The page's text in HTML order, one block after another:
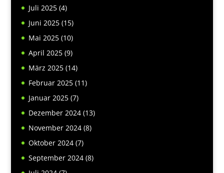
Juli 2025(4)
Juni 2025(15)
Mai 2025(10)
April 2025(9)
März 2025(14)
Februar 2025(11)
Januar 2025(7)
Dezember 2024(13)
November 2024(8)
Oktober 2024(7)
September 2024(8)